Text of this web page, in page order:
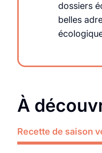
dossiers
belles
À
Recette de saison
Lire plus